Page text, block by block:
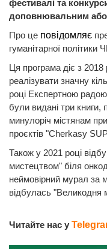
фестивалі та
доповнювальним
Про це повідомляє
гуманітарної політики
Ця програма діє з 2018
реалізувати значну
році Експертною радою
були видані три книги,
минулоріч містянам
проєктів "Cherkasy
Також у 2021 році
мистецтвом" біля
неймовірний мурал за
відбулась "Великодня
Читайте нас у